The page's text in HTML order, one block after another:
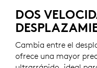
DOS
Cambia entre el
ofrece una mayor